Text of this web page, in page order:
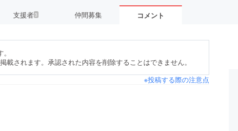
支援者3 仲間募集 コメント
載されます。承認された内容を削除することはできません。
※投稿する際の注意点